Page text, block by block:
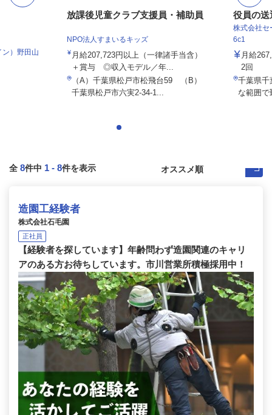
）野田山
放課後児童クラブ支援員・補助員
NPO法人すまいるキッズ
月給207,723円以上（一律諸手当含）
＋賞与 ◎収入モデル／年...
（A）千葉県松戸市松飛台59 （B）
千葉県松戸市六実2-34-1...
役員の送
株式会社
6c1
月給
2回
千葉県
な範囲で
全 8件中 1 - 8件を表示
造園工経験者
株式会社石毛園
正社員
【経験者を探しています】年齢問わず造園関連のキャリ
アのある方お待ちしています。市川営業所積極採用中！